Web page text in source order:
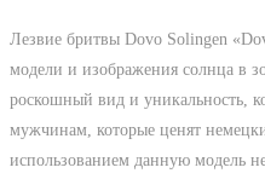
Лезвие бритвы Dovo Solingen
модели и изображения солнца в
роскошный вид и уникальность,
мужчинам, которые ценят
использованием данную модель